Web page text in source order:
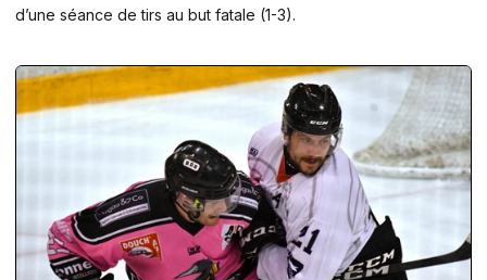
d’une séance de tirs au but fatale (1-3).